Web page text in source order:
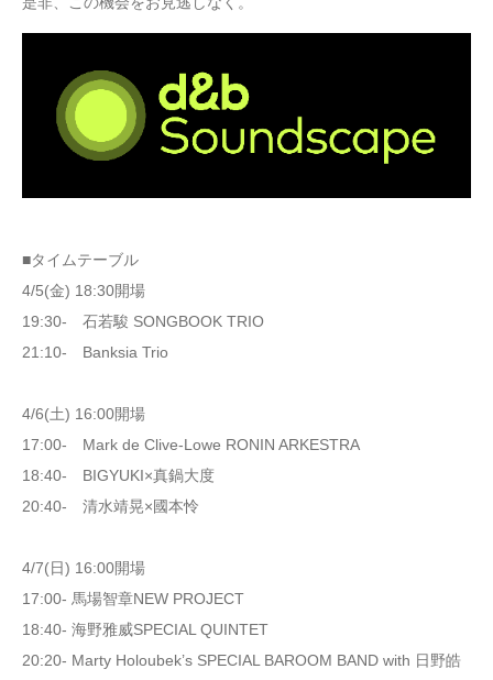
■タイムテーブル
4/5(金) 18:30開場
19:30- 石若駿 SONGBOOK TRIO
21:10- Banksia Trio
4/6(土) 16:00開場
17:00- Mark de Clive-Lowe RONIN ARKESTRA
18:40- BIGYUKI×真鍋大度
20:40- 清水靖晃×國本怜
4/7(日) 16:00開場
17:00- 馬場智章NEW PROJECT
18:40- 海野雅威SPECIAL QUINTET
20:20- Marty Holoubek’s SPECIAL BAROOM BAND with 日野皓